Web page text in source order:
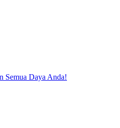
Semua Daya Anda!